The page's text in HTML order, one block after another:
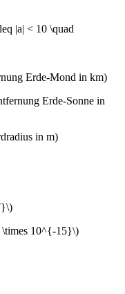
|a| < 10 \quad
Erde-Mond in km)
Erde-Sonne in
in m)
10^{-15}\)